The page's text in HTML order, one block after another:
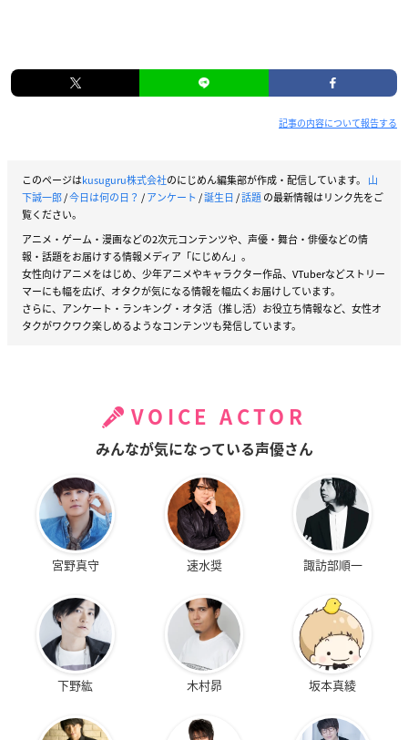
記事の内容について報告する
このページはkusuguru株式会社のにじめん編集部が作成・配信しています。 山
下誠一郎/今日は何の日？ /アンケート /誕生日/話題の最新情報はリンク先をご
覧ください。
アニメ・ゲーム・漫画などの2次元コンテンツや、声優・舞台・俳優などの情
報・話題をお届けする情報メディア「にじめん」。
女性向けアニメをはじめ、少年アニメやキャラクター作品、VTuberなどストリー
マーにも幅を広げ、オタクが気になる情報を幅広くお届けしています。
さらに、アンケート・ランキング・オタ活（推し活）お役立ち情報など、女性オ
タクがワクワク楽しめるようなコンテンツも発信しています。
VOICE ACTOR
みんなが気になっている声優さん
宮野真守 速水奨 諏訪部順一
下野紘 木村昴 坂本真綾